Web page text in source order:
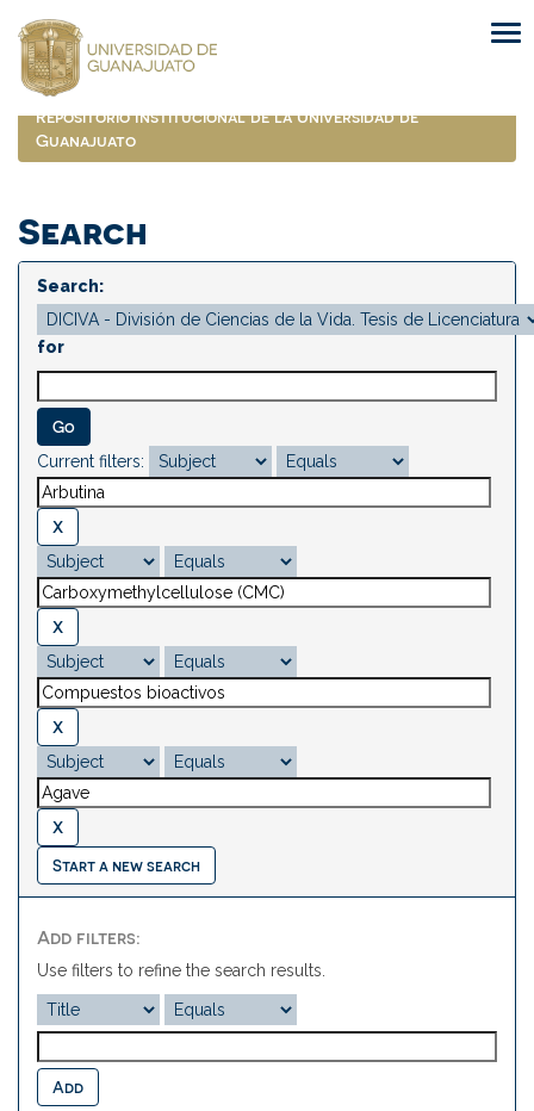
navigation
Repositorio Institucional de la Universidad de
Guanajuato
Search
Search:
for
Current filters:
Start a new search
Add filters:
Use filters to refine the search results.